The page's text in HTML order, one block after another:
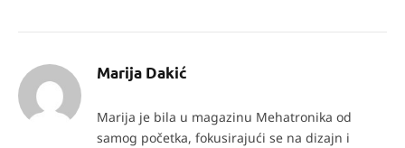
Marija Dakić
Marija je bila u magazinu Mehatronika od
samog početka, fokusirajući se na dizajn i